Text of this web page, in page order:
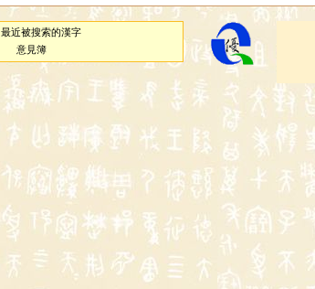
最近被搜索的漢字
意見簿